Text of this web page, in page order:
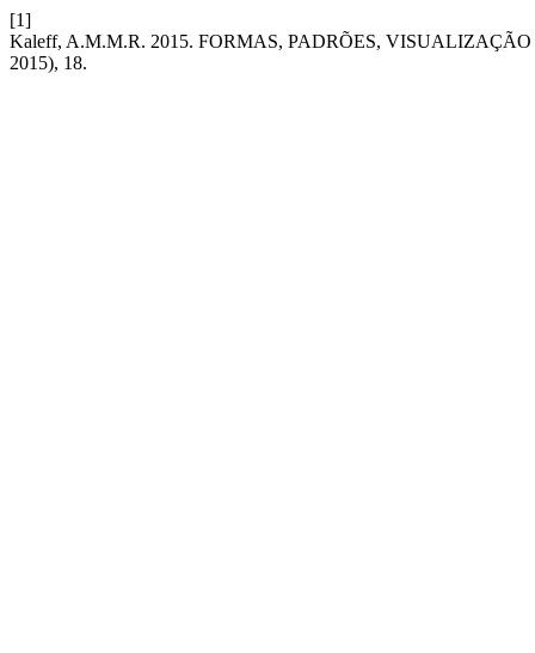
[1]
Kaleff, A.M.M.R. 2015. FORMAS, PADRÕES,
2015), 18.